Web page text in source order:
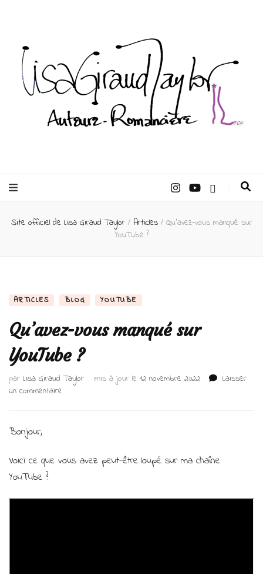
Taylor –
Auteur
Site officiel de Lisa Giraud Taylor / Articles / Qu’avez-vous manqué sur
YouTube ?
ARTICLES BLOG YOUTUBE
Qu’avez-vous manqué sur
YouTube ?
par Lisa Giraud Taylor mis à jour le 12 novembre 2022
Laisser
un commentaire
?
Bonjour,
Voici ce que vous avez peut-être loupé sur ma chaîne
YouTube ?